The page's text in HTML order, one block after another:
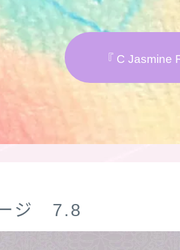
お知らせ
公式ウェ
Cジャス
おすすめ
『 C
ージ 7.8